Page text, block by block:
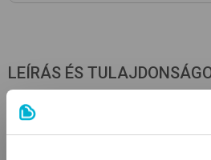
LEÍRÁS ÉS
Anyagösszetétel